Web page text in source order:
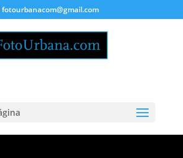
fotourbanacom@gmail.com